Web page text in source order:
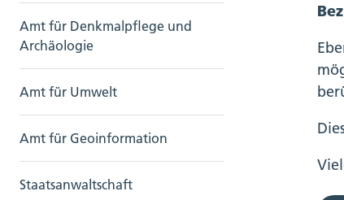
Amt für Denkmalpflege und
Archäologie
Amt für Umwelt
Amt für Geoinformation
Staatsanwaltschaft